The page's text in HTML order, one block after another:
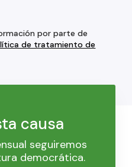
por parte de
de tratamiento de
causa
seguiremos
democrática.